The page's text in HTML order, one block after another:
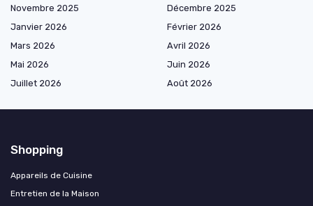
Novembre 2025
Décembre 2025
Janvier 2026
Février 2026
Mars 2026
Avril 2026
Mai 2026
Juin 2026
Juillet 2026
Août 2026
Shopping
Appareils de Cuisine
Entretien de la Maison